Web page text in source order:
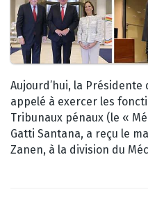
Aujourd’hui, la
appelé à exercer les
Tribunaux pénaux (le «
Gatti Santana, a reçu le
Zanen, à la division du